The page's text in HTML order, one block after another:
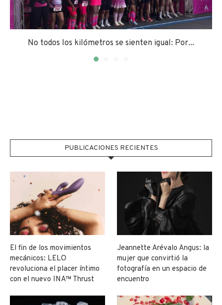
No todos los kilómetros se sienten igual: Por...
PUBLICACIONES RECIENTES
El fin de los movimientos
mecánicos: LELO
revoluciona el placer íntimo
con el nuevo INA™ Thrust
Jeannette Arévalo Angus: la
mujer que convirtió la
fotografía en un espacio de
encuentro